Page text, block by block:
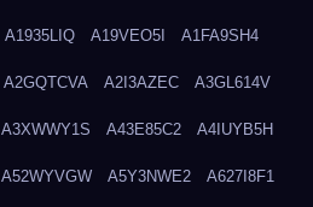
A1935LIQ A19VEO5I A1FA9SH4
A2GQTCVA A2I3AZEC A3GL614V
A3XWWY1S A43E85C2 A4IUYB5H
A52WYVGW A5Y3NWE2 A627I8F1